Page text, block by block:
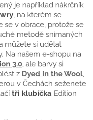
je například nákrčník
, na kterém se
se v obrace, protože se
metodě snímaných
můžete si udělat
Na našem e-shopu na
3.0 , ale barvy si
z Dyed in the Wool
v Čechách seženete
tři klubíčka Edition